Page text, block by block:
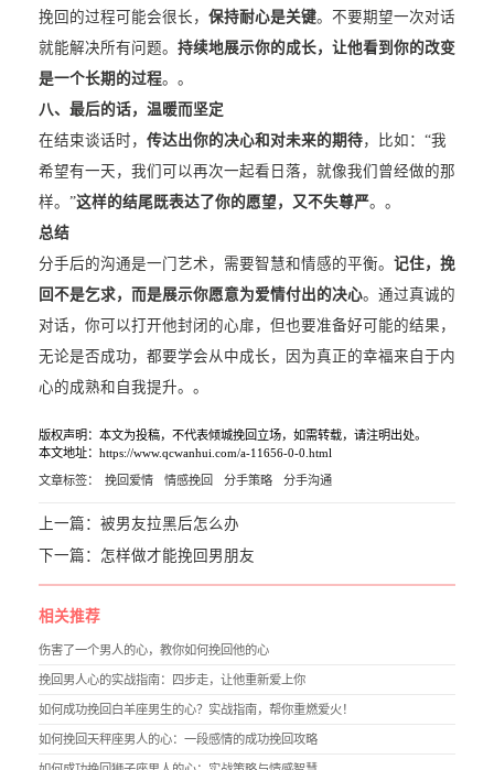
挽回的过程可能会很长， 保持耐心是关键。不要期望一次对话
就能解决所有问题。 持续地展示你的成长，让他看到你的改变
是一个长期的过程。。
八、最后的话，温暖而坚定
在结束谈话时， 传达出你的决心和对未来的期待，比如：“我
希望有一天，我们可以再次一起看日落，就像我们曾经做的那
样。”这样的结尾既表达了你的愿望，又不失尊严。。
总结
分手后的沟通是一门艺术，需要智慧和情感的平衡。 记住，挽
回不是乞求，而是展示你愿意为爱情付出的决心。通过真诚的
对话，你可以打开他封闭的心扉，但也要准备好可能的结果，
无论是否成功，都要学会从中成长，因为真正的幸福来自于内
心的成熟和自我提升。。
版权声明：本文为投稿，不代表倾城挽回立场，如需转载，请注明出处。
本文地址：https://www.qcwanhui.com/a-11656-0-0.html
文章标签： 挽回爱情 情感挽回 分手策略 分手沟通
上一篇： 被男友拉黑后怎么办
下一篇： 怎样做才能挽回男朋友
相关推荐
伤害了一个男人的心，教你如何挽回他的心
挽回男人心的实战指南：四步走，让他重新爱上你
如何成功挽回白羊座男生的心？实战指南，帮你重燃爱火！
如何挽回天秤座男人的心：一段感情的成功挽回攻略